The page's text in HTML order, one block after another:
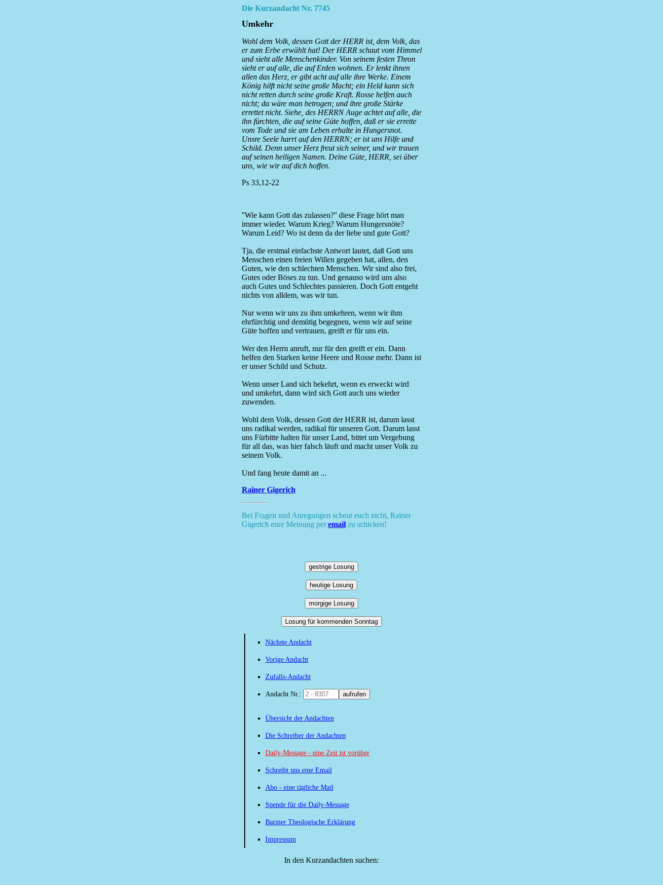
Die Kurzandacht Nr. 7745
Umkehr
Wohl dem Volk, dessen Gott der HERR ist, dem Volk, das
er zum Erbe erwählt hat! Der HERR schaut vom Himmel
und sieht alle Menschenkinder. Von seinem festen Thron
sieht er auf alle, die auf Erden wohnen. Er lenkt ihnen
allen das Herz, er gibt acht auf alle ihre Werke. Einem
König hilft nicht seine große Macht; ein Held kann sich
nicht retten durch seine große Kraft. Rosse helfen auch
nicht; da wäre man betrogen; und ihre große Stärke
errettet nicht. Siehe, des HERRN Auge achtet auf alle, die
ihn fürchten, die auf seine Güte hoffen, daß er sie errette
vom Tode und sie am Leben erhalte in Hungersnot.
Unsre Seele harrt auf den HERRN; er ist uns Hilfe und
Schild. Denn unser Herz freut sich seiner, und wir trauen
auf seinen heiligen Namen. Deine Güte, HERR, sei über
uns, wie wir auf dich hoffen.
Ps 33,12-22
''Wie kann Gott das zulassen?'' diese Frage hört man
immer wieder. Warum Krieg? Warum Hungersnöte?
Warum Leid? Wo ist denn da der liebe und gute Gott?
Tja, die erstmal einfachste Antwort lautet, daß Gott uns
Menschen einen freien Willen gegeben hat, allen, den
Guten, wie den schlechten Menschen. Wir sind also frei,
Gutes oder Böses zu tun. Und genauso wird uns also
auch Gutes und Schlechtes passieren. Doch Gott entgeht
nichts von alldem, was wir tun.
Nur wenn wir uns zu ihm umkehren, wenn wir ihm
ehrfürchtig und demütig begegnen, wenn wir auf seine
Güte hoffen und vertrauen, greift er für uns ein.
Wer den Herrn anruft, nur für den greift er ein. Dann
helfen den Starken keine Heere und Rosse mehr. Dann ist
er unser Schild und Schutz.
Wenn unser Land sich bekehrt, wenn es erweckt wird
und umkehrt, dann wird sich Gott auch uns wieder
zuwenden.
Wohl dem Volk, dessen Gott der HERR ist, darum lasst
uns radikal werden, radikal für unseren Gott. Darum lasst
uns Fürbitte halten für unser Land, bittet um Vergebung
für all das, was hier falsch läuft und macht unser Volk zu
seinem Volk.
Und fang heute damit an ...
Rainer Gigerich
Bei Fragen und Anregungen scheut euch nicht, Rainer
Gigerich eure Meinung peremailzu schicken!
gestrige Losung
heutige Losung
morgige Losung
Losung für kommenden Sonntag
Nächste Andacht
Vorige Andacht
Zufalls-Andacht
Andacht Nr.: aufrufen
Übersicht der Andachten
Die Schreiber der Andachten
Daily-Message - eine Zeit ist vorüber
Schreibt uns eine Email
Abo - eine tägliche Mail
Spende für die Daily-Message
Barmer Theologische Erklärung
Impressum
In den Kurzandachten suchen: